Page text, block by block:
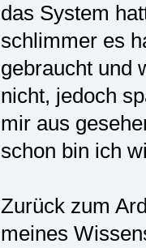
das System
schlimmer es
gebraucht und
nicht, jedoch
mir aus
schon bin ich
Zurück zum
meines